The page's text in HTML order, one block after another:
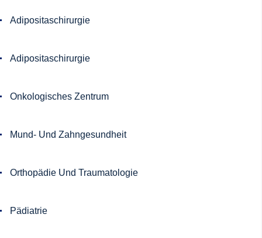
Adipositaschirurgie
Adipositaschirurgie
Onkologisches Zentrum
Mund- Und Zahngesundheit
Orthopädie Und Traumatologie
Pädiatrie